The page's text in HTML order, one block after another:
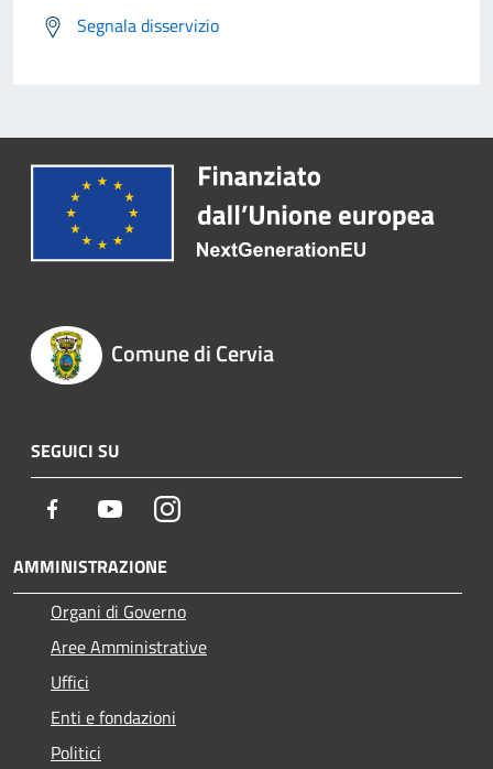
Segnala disservizio
Comune di Cervia
SEGUICI SU
Facebook YoutubeInstagram
AMMINISTRAZIONE
Organi di Governo
Aree Amministrative
Uffici
Enti e fondazioni
Politici